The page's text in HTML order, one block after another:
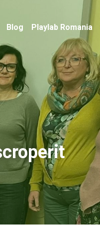
Blog Playlab Romania